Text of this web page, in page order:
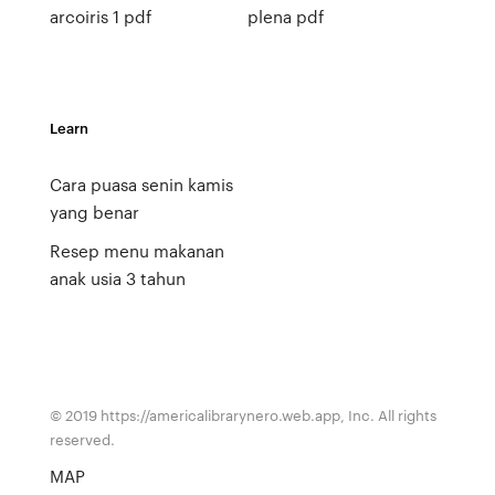
arcoiris 1 pdf
plena pdf
Learn
Cara puasa senin kamis
yang benar
Resep menu makanan
anak usia 3 tahun
© 2019 https://americalibrarynero.web.app, Inc. All rights
reserved.
MAP